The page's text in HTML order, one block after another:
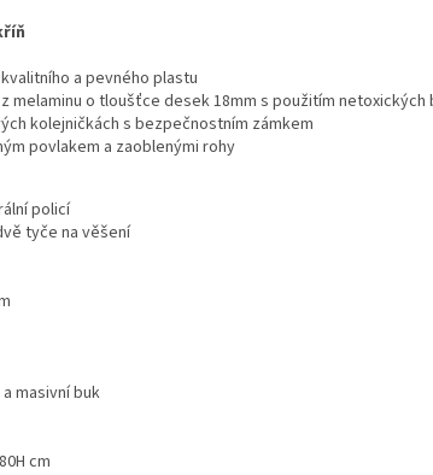
a pevného plastu
melaminu o tloušťce desek 18mm s použitím
kolejničkách s bezpečnostním zámkem
povlakem a zaoblenými rohy
policí
tyče na věšení
masivní buk
cm